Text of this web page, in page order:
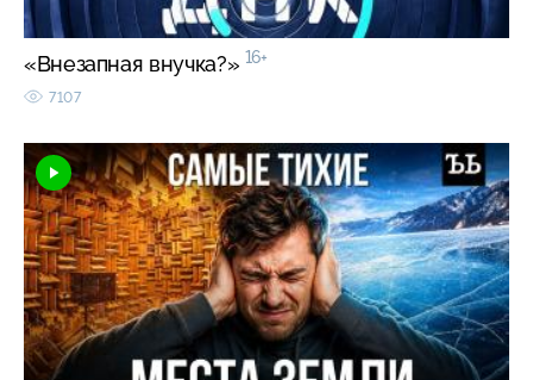
«Внезапная внучка?» 16+
7107